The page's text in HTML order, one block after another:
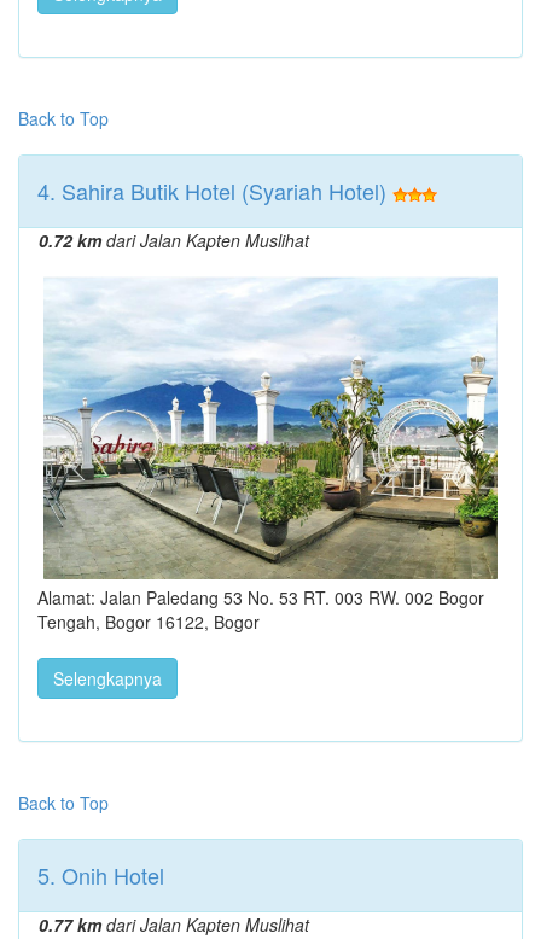
Back to Top
4. Sahira Butik Hotel (Syariah Hotel)
0.72 kmdari Jalan Kapten Muslihat
Alamat: Jalan Paledang 53 No. 53 RT. 003 RW. 002 Bogor
Tengah, Bogor 16122, Bogor
Selengkapnya
Back to Top
5. Onih Hotel
0.77 kmdari Jalan Kapten Muslihat